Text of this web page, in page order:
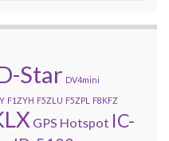
Star DV4mini
F1ZYH F5ZLU F5ZPL F8KFZ
GPS Hotspot IC-